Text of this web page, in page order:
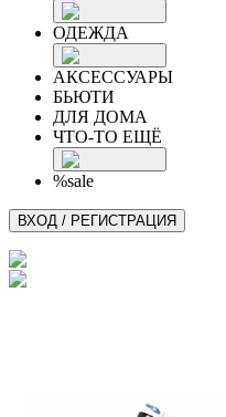
ОДЕЖДА
АКСЕССУАРЫ
БЬЮТИ
ДЛЯ ДОМА
ЧТО-ТО ЕЩЁ
%sale
ВХОД / РЕГИСТРАЦИЯ